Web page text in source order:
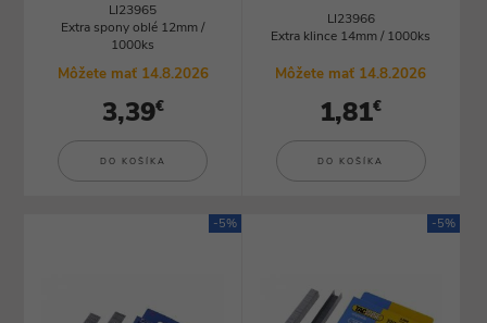
LI23965
Extra spony oblé 12mm /
1000ks
Môžete mať 14.8.2026
3,39€
DO KOŠÍKA
LI23966
Extra klince 14mm / 1000ks
Môžete mať 14.8.2026
1,81€
DO KOŠÍKA
-5% -5%